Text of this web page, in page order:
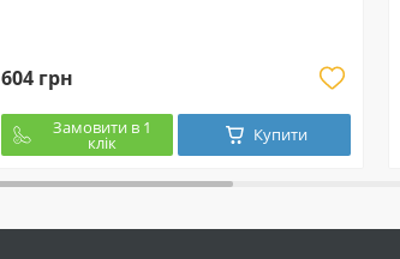
604 грн
Замовити в 1
клік Купити